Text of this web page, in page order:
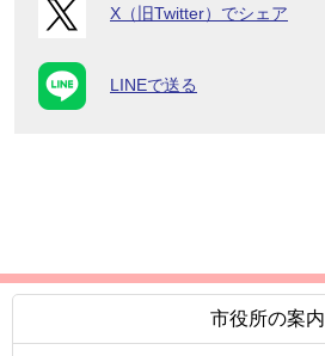
X（旧Twitter）でシェア
LINEで送る
市役所の案内